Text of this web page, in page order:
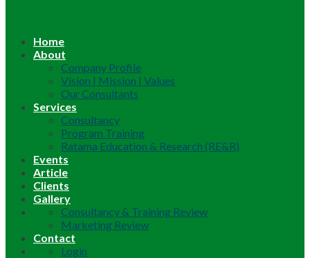
Home
About
Company Profile
Vision | Mission | Values
Our Consultants
Services
Consultancy
Program Training
Ratama Education & Research (RE&R)
Events
Article
Clients
Gallery
Consultancy & Training Review
Marketing Review
Contact
Login